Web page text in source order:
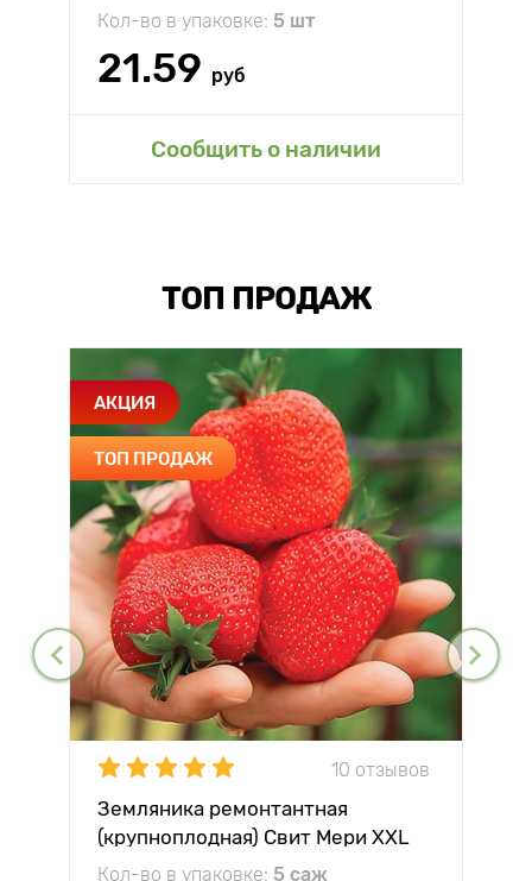
Кол-во в упаковке: 5 шт
21.59 руб
Сообщить о наличии
ТОП ПРОДАЖ
АКЦИЯ
ТОП ПРОДАЖ
10 отзывов
Земляника ремонтантная
(крупноплодная) Свит Мери XXL
Кол-во в упаковке: 5 саж